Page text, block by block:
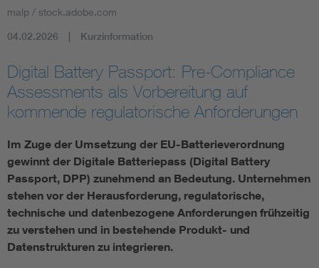
Assisted Living
Energy efficiency
Energy storage
Functional safety
malp / stock.adobe.com
04.02.2026 Kurzinformation
Digital Battery Passport: Pre-Compliance
Assessments als Vorbereitung auf
kommende regulatorische Anforderungen
Im Zuge der Umsetzung der EU-Batterieverordnung
gewinnt der Digitale Batteriepass (Digital Battery
Passport, DPP) zunehmend an Bedeutung. Unternehmen
stehen vor der Herausforderung, regulatorische,
technische und datenbezogene Anforderungen frühzeitig
zu verstehen und in bestehende Produkt- und
Datenstrukturen zu integrieren.